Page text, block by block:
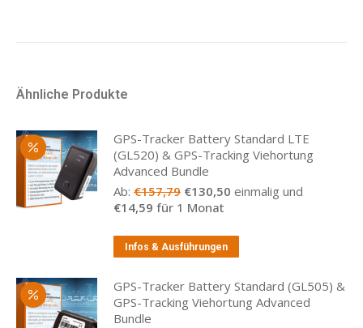
Ähnliche Produkte
GPS-Tracker Battery Standard LTE
(GL520) & GPS-Tracking Viehortung
Advanced Bundle
Ab: €157,79 €130,50 einmalig und
€14,59 für 1 Monat
Infos & Ausführungen
GPS-Tracker Battery Standard (GL505) &
GPS-Tracking Viehortung Advanced
Bundle